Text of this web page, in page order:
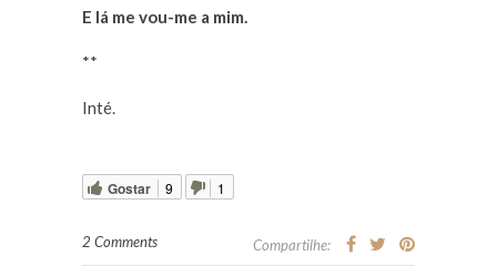
E lá me vou-me a mim.
**
Inté.
Gostar 9 1
2 Comments Compartilhe: